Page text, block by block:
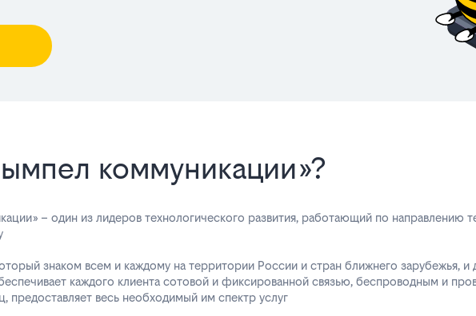
коммуникации»?
– один из лидеров технологического развития, работающий по направлению
знаком всем и каждому на территории России и стран ближнего зарубежья,
каждого клиента сотовой и фиксированной связью, беспроводным и
предоставляет весь необходимый им спектр услуг